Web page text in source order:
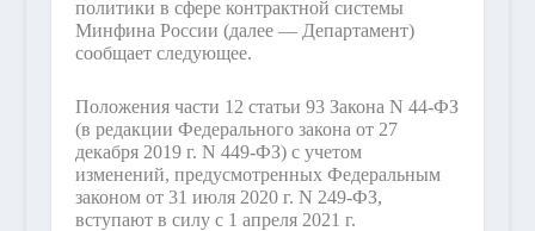
политики в сфере контрактной системы
Минфина России (далее — Департамент)
сообщает следующее.
Положения части 12 статьи 93 Закона N 44-ФЗ
(в редакции Федерального закона от 27
декабря 2019 г. N 449-ФЗ) с учетом
изменений, предусмотренных Федеральным
законом от 31 июля 2020 г. N 249-ФЗ,
вступают в силу с 1 апреля 2021 г.